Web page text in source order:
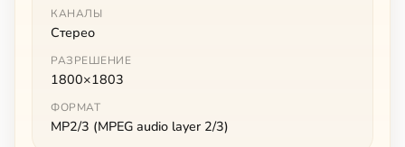
КАНАЛЫ
Стерео
РАЗРЕШЕНИЕ
1800×1803
ФОРМАТ
MP2/3 (MPEG audio layer 2/3)